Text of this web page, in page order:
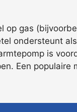
gas
ondersteunt
is
Een populaire